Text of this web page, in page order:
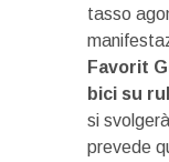
tasso
Favorit
bici su
si
prevede